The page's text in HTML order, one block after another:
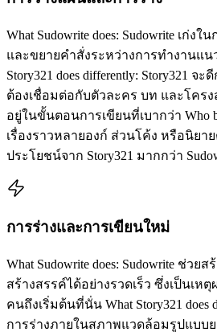
What Sudowrite does: Sudowrite เก่ง
และขยายคำสั่งระหว่างการทำงานแน
Story321 does differently: Story321
ต้องเชื่อมต่อกับตัวละคร บท และโคร
อยู่ในขั้นตอนการเขียนที่เบากว่า Who
เรื่องราวหลายองก์ ส่วนโค้ง หรือนิยา
ประโยชน์จาก Story321 มากกว่า
การร่างและการเขียนใหม่
What Sudowrite does: Sudowrite ช่ว
สร้างสรรค์ได้อย่างรวดเร็ว ซึ่งเป็นเห
คนถึงเริ่มต้นที่นั่น What Story321 does
การร่างภายในสภาพแวดล้อมรูปแบบ